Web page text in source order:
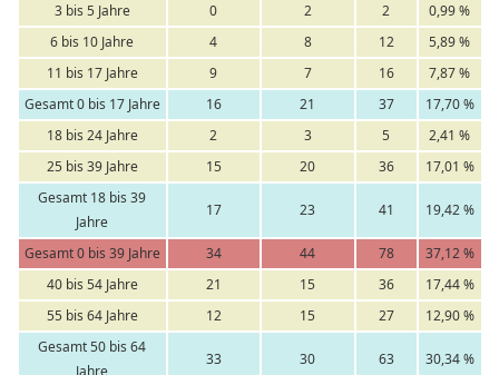
3 bis 5 Jahre
0 2 2
0,99 %
6 bis 10 Jahre
4 8 12
5,89 %
11 bis 17 Jahre
9 7 16
7,87 %
Gesamt 0 bis 17 Jahre
16 21 37
17,70 %
18 bis 24 Jahre
2 3 5
2,41 %
25 bis 39 Jahre
15 20 36
17,01 %
Gesamt 18 bis 39
Jahre
17 23 41 19,42 %
Gesamt 0 bis 39 Jahre 34 44 78
37,12 %
40 bis 54 Jahre
21 15 36
17,44 %
55 bis 64 Jahre
12 15 27
12,90 %
Gesamt 50 bis 64
33 30 63 30,34 %